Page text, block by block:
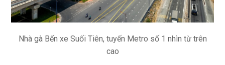
Nhà gà Bến xe Suối Tiên, tuyến Metro số 1 nhìn từ trên
cao